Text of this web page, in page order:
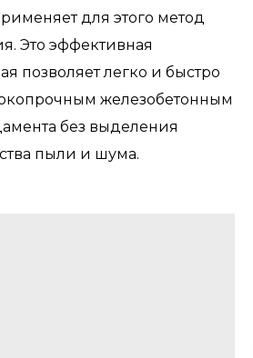
для этого метод
Это эффективная
позволяет легко и быстро
железобетонным
без выделения
пыли и шума.